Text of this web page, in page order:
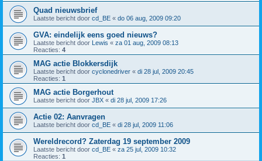
Quad nieuwsbrief
Laatste bericht door cd_BE « do 06 aug, 2009 09:20
GVA: eindelijk eens goed nieuws?
Laatste bericht door Lewis « za 01 aug, 2009 08:13
Reacties: 4
MAG actie Blokkersdijk
Laatste bericht door cyclonedriver « di 28 jul, 2009 20:45
Reacties: 1
MAG actie Borgerhout
Laatste bericht door JBX « di 28 jul, 2009 17:26
Actie 02: Aanvragen
Laatste bericht door cd_BE « di 28 jul, 2009 11:06
Wereldrecord? Zaterdag 19 september 2009
Laatste bericht door cd_BE « za 25 jul, 2009 10:32
Reacties: 1